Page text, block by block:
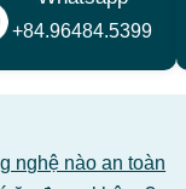
+84.96484.5399
nghệ nào an toàn